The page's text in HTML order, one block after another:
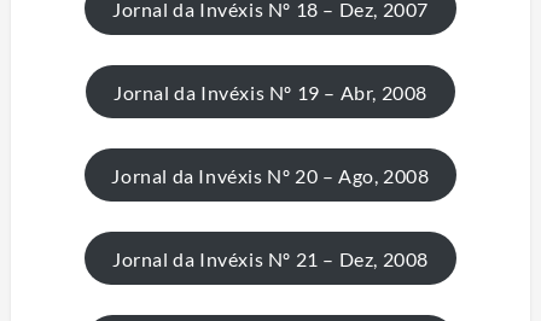
Jornal da Invéxis Nº 18 – Dez, 2007
Jornal da Invéxis Nº 19 – Abr, 2008
Jornal da Invéxis Nº 20 – Ago, 2008
Jornal da Invéxis Nº 21 – Dez, 2008